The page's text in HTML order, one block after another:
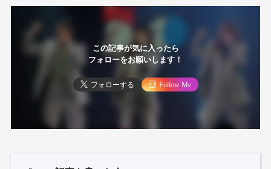
この記事が気に入ったら
フォローをお願いします！
フォローする Follow Me